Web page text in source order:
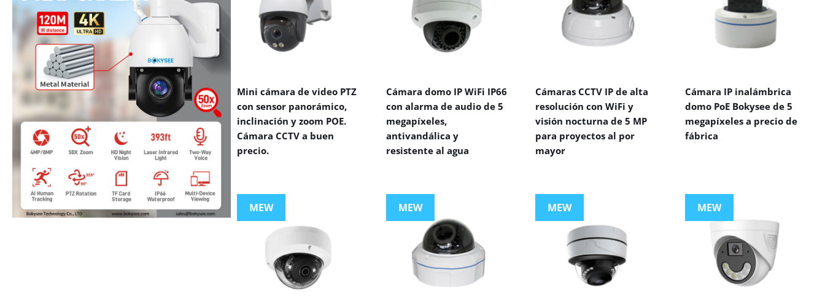
Mini cámara de video PTZ
con sensor panorámico,
inclinación y zoom POE.
Cámara CCTV a buen
precio.
Cámara domo IP WiFi IP66
con alarma de audio de 5
megapíxeles,
antivandálica y
resistente al agua
Cámaras CCTV IP de alta
resolución con WiFi y
visión nocturna de 5 MP
para proyectos al por
mayor
Cámara IP inalámbrica
domo PoE Bokysee de 5
megapíxeles a precio de
fábrica
MEW MEW MEW MEW